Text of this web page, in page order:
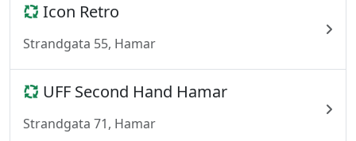
Icon Retro
Strandgata 55, Hamar
UFF Second Hand Hamar
Strandgata 71, Hamar